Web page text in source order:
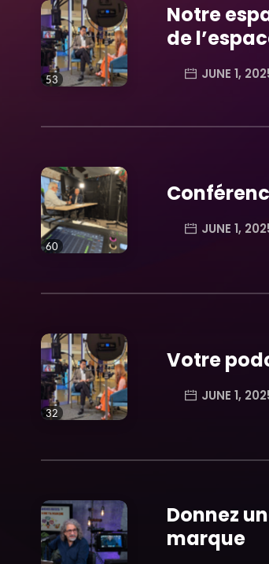
trending_flat
53
Notre
de
JUNE 1,
trending_flat
60
JUNE 1,
trending_flat
32
Votre
JUNE 1,
Donnez
marque